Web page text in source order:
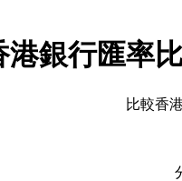
港銀行匯率
比較香